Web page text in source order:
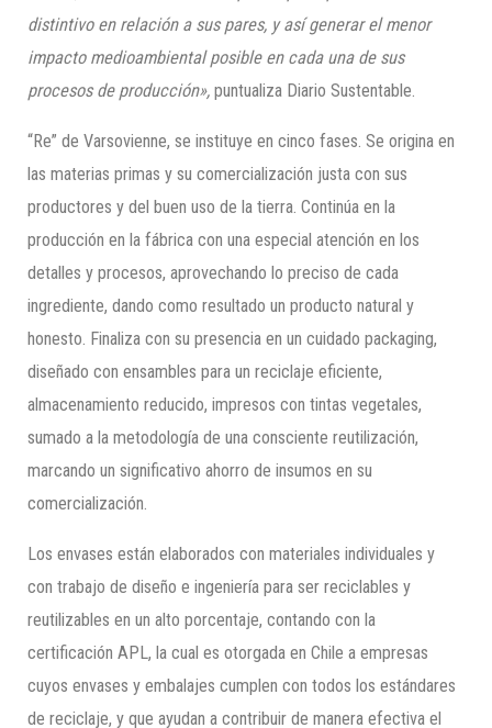
distintivo en relación a sus pares, y así generar el menor
impacto medioambiental posible en cada una de sus
procesos de producción», puntualiza Diario Sustentable.
“Re” de Varsovienne, se instituye en cinco fases. Se origina en
las materias primas y su comercialización justa con sus
productores y del buen uso de la tierra. Continúa en la
producción en la fábrica con una especial atención en los
detalles y procesos, aprovechando lo preciso de cada
ingrediente, dando como resultado un producto natural y
honesto. Finaliza con su presencia en un cuidado packaging,
diseñado con ensambles para un reciclaje eficiente,
almacenamiento reducido, impresos con tintas vegetales,
sumado a la metodología de una consciente reutilización,
marcando un significativo ahorro de insumos en su
comercialización.
Los envases están elaborados con materiales individuales y
con trabajo de diseño e ingeniería para ser reciclables y
reutilizables en un alto porcentaje, contando con la
certificación APL, la cual es otorgada en Chile a empresas
cuyos envases y embalajes cumplen con todos los estándares
de reciclaje, y que ayudan a contribuir de manera efectiva el